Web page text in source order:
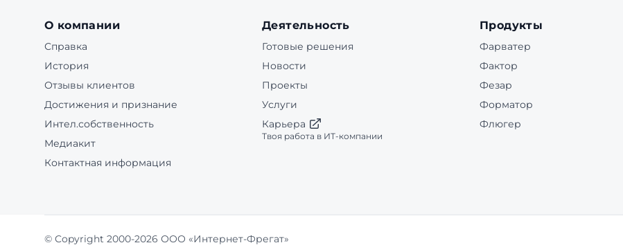
О компании
Справка
История
Отзывы клиентов
Достижения и признание
Интел.собственность
Медиакит
Контактная информация
Деятельность
Готовые решения
Новости
Проекты
Услуги
Карьера
Твоя работа в ИТ-компании
Продукты
Фарватер
Фактор
Фезар
Форматор
Флюгер
© Copyright 2000-2026 ООО «Интернет-Фрегат»